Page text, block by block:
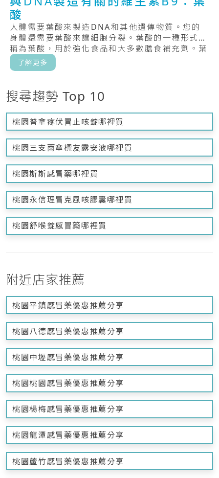
酸
人體需要葉酸來製造DNA和其他遺傳物質。您的
身體還需要葉酸來讓細胞分裂。葉酸的一種形式，
稱為葉酸，用於強化食品和大多數膳食補充劑。葉
酸，.....
了解更多
搜尋趨勢 Top 10
桃園普拿疼伏冒止咳錠哪裡買
桃園三支雨傘標友露安液哪裡買
桃園斯斯感冒藥哪裡買
桃園永信理冒克風咳膠囊哪裡買
桃園舒喉錠感冒藥哪裡買
附近店家推薦
桃園平鎮感冒藥優惠推薦分享
桃園八德感冒藥優惠推薦分享
桃園中壢感冒藥優惠推薦分享
桃園桃園感冒藥優惠推薦分享
桃園楊梅感冒藥優惠推薦分享
桃園龍潭感冒藥優惠推薦分享
桃園蘆竹感冒藥優惠推薦分享